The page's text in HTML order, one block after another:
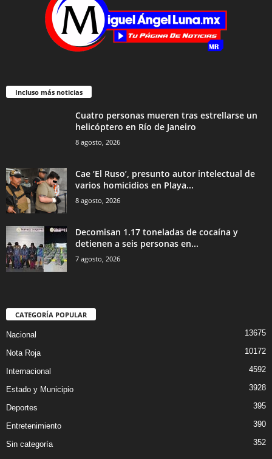
Incluso más noticias
Cuatro personas mueren tras estrellarse un
helicóptero en Río de Janeiro
8 agosto, 2026
Cae ‘El Ruso’, presunto autor intelectual de
varios homicidios en Playa...
8 agosto, 2026
Decomisan 1.17 toneladas de cocaína y
detienen a seis personas en...
7 agosto, 2026
CATEGORÍA POPULAR
Nacional 13675
Nota Roja 10172
Internacional 4592
Estado y Municipio 3928
Deportes 395
Entretenimiento 390
Sin categoría 352